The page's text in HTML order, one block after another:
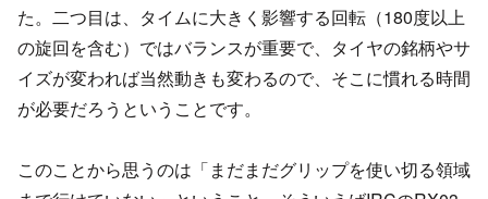
た。二つ目は、タイムに大きく影響する回転（180度以上
の旋回を含む）ではバランスが重要で、タイヤの銘柄やサ
イズが変われば当然動きも変わるので、そこに慣れる時間
が必要だろうということです。
このことから思うのは「まだまだグリップを使い切る領域